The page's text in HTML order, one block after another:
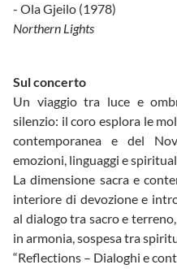
- Ola Gjeilo (1978)
Northern Lights
Sul concerto
Un viaggio tra luce e
silenzio: il coro esplora le
contemporanea e del
emozioni, linguaggi e
La dimensione sacra e
interiore di devozione e
al dialogo tra sacro e
in armonia, sospesa tra
“Reflections – Dialoghi e